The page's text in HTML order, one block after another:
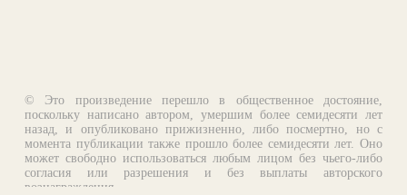
© Это произведение перешло в общественное достояние,
поскольку написано автором, умершим более семидесяти лет
назад, и опубликовано прижизненно, либо посмертно, но с
момента публикации также прошло более семидесяти лет. Оно
может свободно использоваться любым лицом без чьего-либо
согласия или разрешения и без выплаты авторского
вознаграждения.